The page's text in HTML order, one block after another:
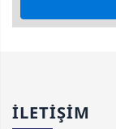
İLETİŞİM